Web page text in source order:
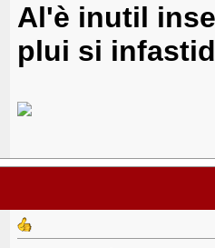
Al'è inutil
plui si